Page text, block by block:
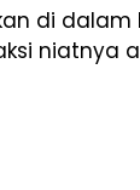
di dalam
niatnya